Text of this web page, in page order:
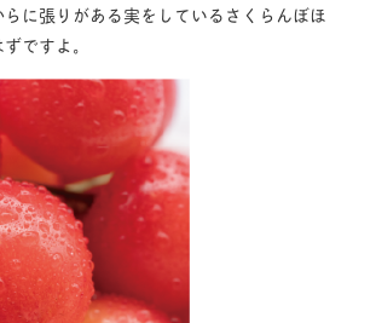
に張りがある実をしているさくらんぼほ
ですよ。